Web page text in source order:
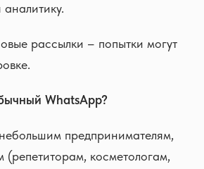
аналитику.
рассылки – попытки могут
WhatsApp?
предпринимателям,
(репетиторам, косметологам,